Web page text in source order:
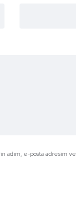
adım, e-posta adresim